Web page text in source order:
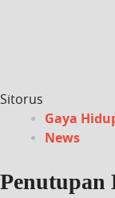
Sitorus
Gaya
News
Penutupan